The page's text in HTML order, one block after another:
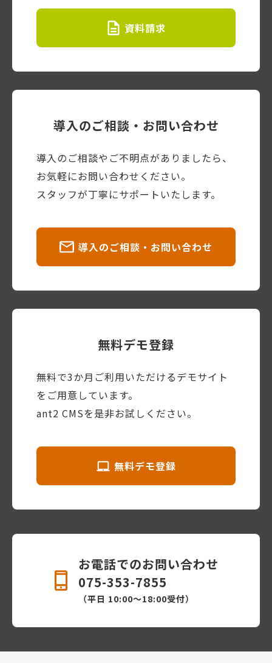
資料請求
導入のご相談・お問い合わせ
導入のご相談やご不明点がありましたら、
お気軽にお問い合わせください。
スタッフが丁寧にサポートいたします。
導入のご相談・お問い合わせ
無料デモ登録
無料で3か月ご利用いただけるデモサイト
をご用意しています。
ant2 CMSを是非お試しください。
無料デモ登録
お電話でのお問い合わせ
075-353-7855
（平日 10:00〜18:00受付）